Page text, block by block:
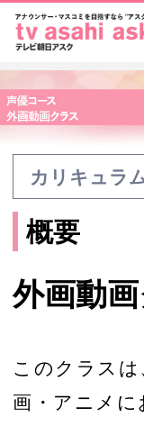
カリキュラ
概要
外画動
このクラス
画・アニメ